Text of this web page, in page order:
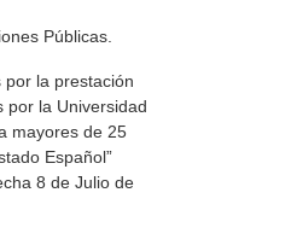
Públicas.
por la prestación
por la Universidad
mayores de 25
Español”
8 de Julio de